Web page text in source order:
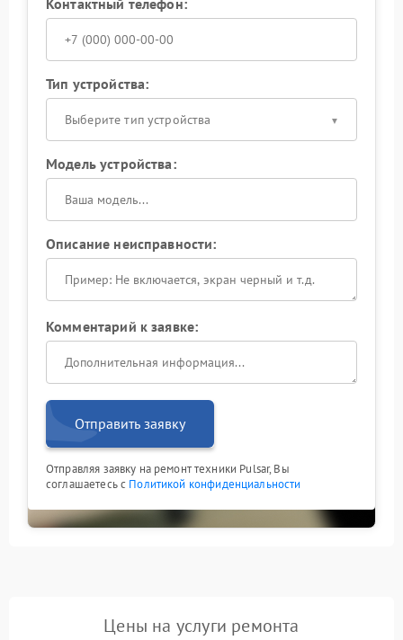
Контактный телефон:
Тип устройства:
Выберите тип устройства
Модель устройства:
Описание неисправности:
Комментарий к заявке:
Отправить заявку
Отправляя заявку на ремонт техники Pulsar, Вы
соглашаетесь с Политикой конфиденциальности
Цены на услуги ремонта